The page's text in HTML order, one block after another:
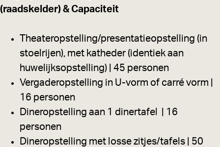
(raadskelder) & Capaciteit
Theateropstelling/presentatieopstelling (in
stoelrijen), met katheder (identiek aan
huwelijksopstelling) | 45 personen
Vergaderopstelling in U-vorm of carré vorm |
16 personen
Dineropstelling aan 1 dinertafel | 16
personen
Dineropstelling met losse zitjes/tafels | 50